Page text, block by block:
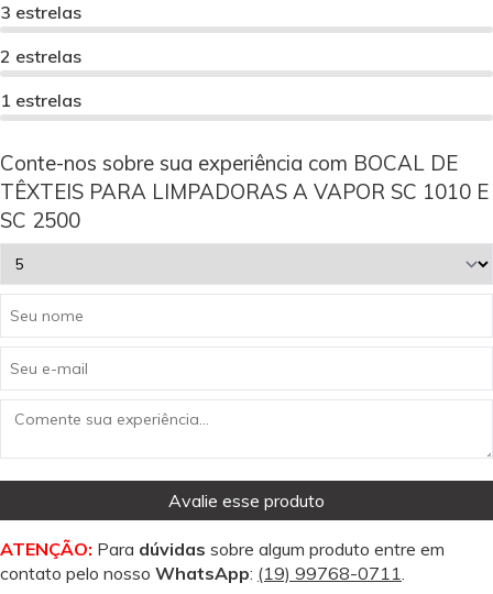
3 estrelas
2 estrelas
1 estrelas
Conte-nos sobre sua experiência com BOCAL DE
TÊXTEIS PARA LIMPADORAS A VAPOR SC 1010 E
SC 2500
Avalie esse produto
ATENÇÃO: Para dúvidas sobre algum produto entre em
contato pelo nosso WhatsApp: (19) 99768-0711.